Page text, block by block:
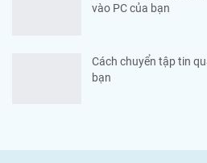
vào PC của bạn
Cách chuyển tập tin
bạn